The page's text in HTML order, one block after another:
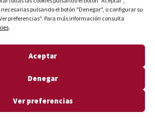
pulsando el botón "Denegar", o configurar su
preferencias". Para más información consulta
.
Aceptar
Denegar
Ver preferencias
Aviso legal
Política de cookies
Declaración de accesibilidad